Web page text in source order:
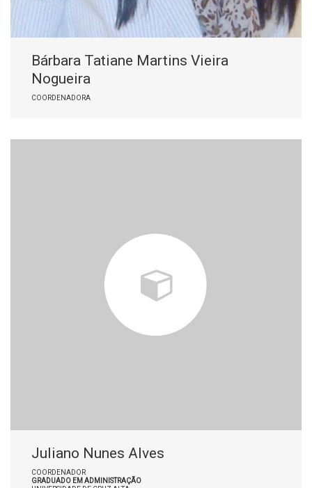
Bárbara Tatiane Martins Vieira
Nogueira
COORDENADORA
Juliano Nunes Alves
COORDENADOR
GRADUADO EM ADMINISTRAÇÃO